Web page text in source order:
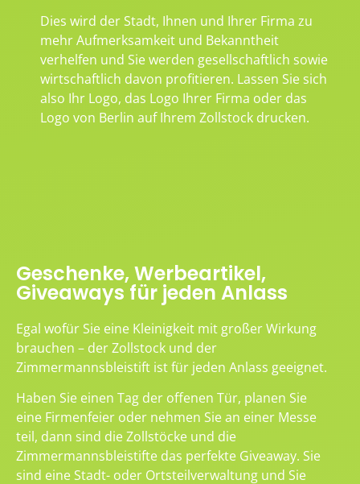
Dies wird der Stadt, Ihnen und Ihrer Firma zu
mehr Aufmerksamkeit und Bekanntheit
verhelfen und Sie werden gesellschaftlich sowie
wirtschaftlich davon profitieren. Lassen Sie sich
also Ihr Logo, das Logo Ihrer Firma oder das
Logo von Berlin auf Ihrem Zollstock drucken.
Geschenke, Werbeartikel,
Giveaways für jeden Anlass
Egal wofür Sie eine Kleinigkeit mit großer Wirkung
brauchen – der Zollstock und der
Zimmermannsbleistift ist für jeden Anlass geeignet.
Haben Sie einen Tag der offenen Tür, planen Sie
eine Firmenfeier oder nehmen Sie an einer Messe
teil, dann sind die Zollstöcke und die
Zimmermannsbleistifte das perfekte Giveaway. Sie
sind eine Stadt- oder Ortsteilverwaltung und Sie